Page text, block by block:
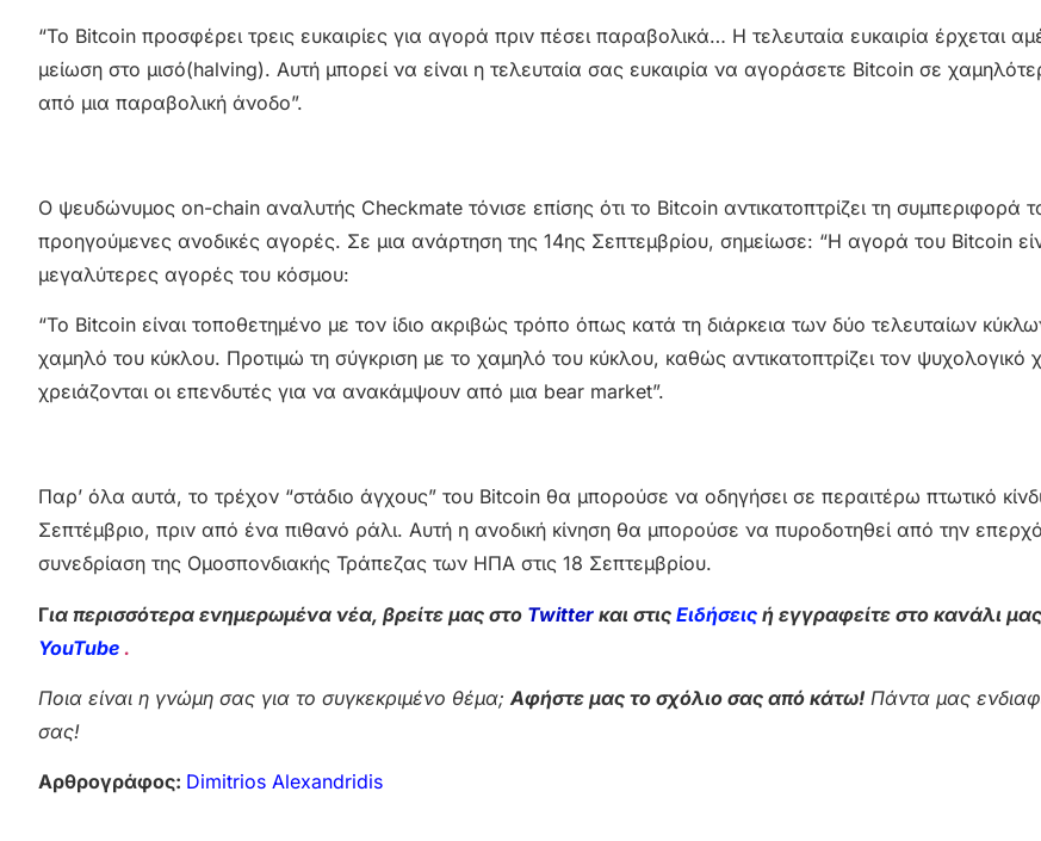
“Το Bitcoin προσφέρει τρεις ευκαιρίες για αγορά πριν πέσει παραβολικά… Η τελευταία ευκαιρία έρχεται
μείωση στο μισό(halving). Αυτή μπορεί να είναι η τελευταία σας ευκαιρία να αγοράσετε Bitcoin σε
από μια παραβολική άνοδο”.
Ο ψευδώνυμος on-chain αναλυτής Checkmate τόνισε επίσης ότι το Bitcoin αντικατοπτρίζει τη συμπεριφορά
προηγούμενες ανοδικές αγορές. Σε μια ανάρτηση της 14ης Σεπτεμβρίου, σημείωσε: “Η αγορά του Bitcoin
μεγαλύτερες αγορές του κόσμου:
“Το Bitcoin είναι τοποθετημένο με τον ίδιο ακριβώς τρόπο όπως κατά τη διάρκεια των δύο τελευταίων
χαμηλό του κύκλου. Προτιμώ τη σύγκριση με το χαμηλό του κύκλου, καθώς αντικατοπτρίζει τον ψυχολογικό
χρειάζονται οι επενδυτές για να ανακάμψουν από μια bear market”.
Παρ’ όλα αυτά, το τρέχον “στάδιο άγχους” του Bitcoin θα μπορούσε να οδηγήσει σε περαιτέρω πτωτικό
Σεπτέμβριο, πριν από ένα πιθανό ράλι. Αυτή η ανοδική κίνηση θα μπορούσε να πυροδοτηθεί από την
συνεδρίαση της Ομοσπονδιακής Τράπεζας των ΗΠΑ στις 18 Σεπτεμβρίου.
Για περισσότερα ενημερωμένα νέα, βρείτε μας στο Twitter και στις Ειδήσεις ή εγγραφείτε στο κανάλι μας
YouTube .
Ποια είναι η γνώμη σας για το συγκεκριμένο θέμα;Αφήστε μας το σχόλιο σας από κάτω! Πάντα μας
σας!
Αρθρογράφος: Dimitrios Alexandridis